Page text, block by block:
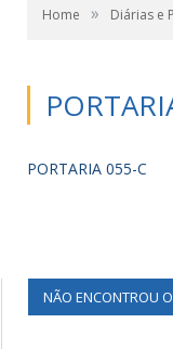
Home » Diárias e
PORTARIA 055-C
NÃO ENCONTROU